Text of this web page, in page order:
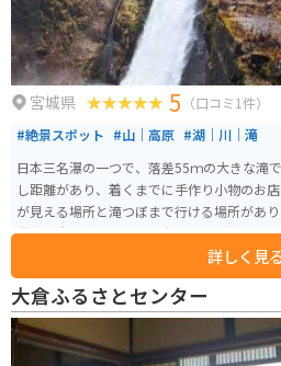
宮城県 5 （口コミ1件）
#絶景スポット #山｜高原 #湖｜川｜滝
日本三名瀑の一つで、落差55ｍの大きな滝
し距離があり、着くまでに手作り小物のお
が見える場所と滝つぼまで行ける場所があ
階段や岩場が多いので、歩きやすい靴で行
詳しく見
大倉ふるさとセンター